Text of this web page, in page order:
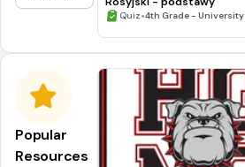
Quiz•4th Grade - University
Popular
Resources